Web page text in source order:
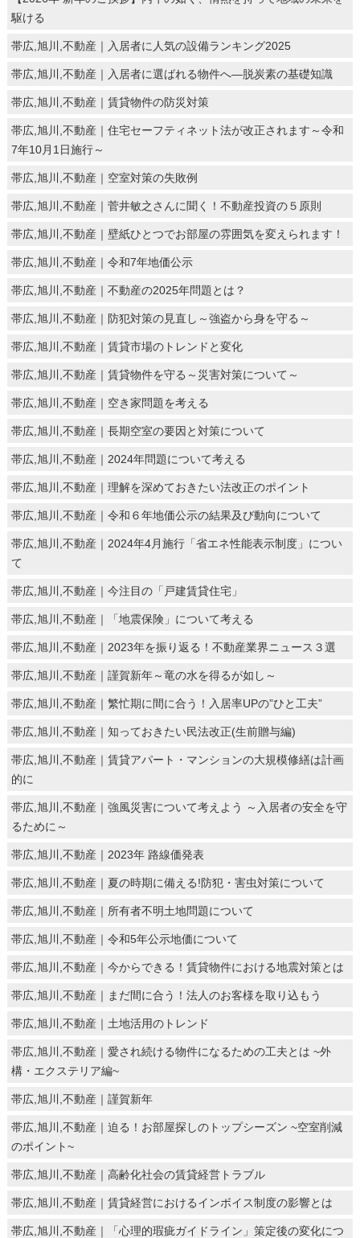
駆ける
帯広,旭川,不動産｜入居者に人気の設備ランキング2025
帯広,旭川,不動産｜入居者に選ばれる物件へ―脱炭素の基礎知識
帯広,旭川,不動産｜賃貸物件の防災対策
帯広,旭川,不動産｜住宅セーフティネット法が改正されます～令和
7年10月1日施行～
帯広,旭川,不動産｜空室対策の失敗例
帯広,旭川,不動産｜菅井敏之さんに聞く！不動産投資の５原則
帯広,旭川,不動産｜壁紙ひとつでお部屋の雰囲気を変えられます！
帯広,旭川,不動産｜令和7年地価公示
帯広,旭川,不動産｜不動産の2025年問題とは？
帯広,旭川,不動産｜防犯対策の見直し～強盗から身を守る～
帯広,旭川,不動産｜賃貸市場のトレンドと変化
帯広,旭川,不動産｜賃貸物件を守る～災害対策について～
帯広,旭川,不動産｜空き家問題を考える
帯広,旭川,不動産｜長期空室の要因と対策について
帯広,旭川,不動産｜2024年問題について考える
帯広,旭川,不動産｜理解を深めておきたい法改正のポイント
帯広,旭川,不動産｜令和６年地価公示の結果及び動向について
帯広,旭川,不動産｜2024年4月施行「省エネ性能表示制度」につい
て
帯広,旭川,不動産｜今注目の「戸建賃貸住宅」
帯広,旭川,不動産｜「地震保険」について考える
帯広,旭川,不動産｜2023年を振り返る！不動産業界ニュース３選
帯広,旭川,不動産｜謹賀新年～竜の水を得るが如し～
帯広,旭川,不動産｜繁忙期に間に合う！入居率UPの”ひと工夫”
帯広,旭川,不動産｜知っておきたい民法改正(生前贈与編)
帯広,旭川,不動産｜賃貸アパート・マンションの大規模修繕は計画
的に
帯広,旭川,不動産｜強風災害について考えよう ～入居者の安全を守
るために～
帯広,旭川,不動産｜2023年 路線価発表
帯広,旭川,不動産｜夏の時期に備える!防犯・害虫対策について
帯広,旭川,不動産｜所有者不明土地問題について
帯広,旭川,不動産｜令和5年公示地価について
帯広,旭川,不動産｜今からできる！賃貸物件における地震対策とは
帯広,旭川,不動産｜まだ間に合う！法人のお客様を取り込もう
帯広,旭川,不動産｜土地活用のトレンド
帯広,旭川,不動産｜愛され続ける物件になるための工夫とは ~外
構・エクステリア編~
帯広,旭川,不動産｜謹賀新年
帯広,旭川,不動産｜迫る！お部屋探しのトップシーズン ~空室削減
のポイント~
帯広,旭川,不動産｜高齢化社会の賃貸経営トラブル
帯広,旭川,不動産｜賃貸経営におけるインボイス制度の影響とは
帯広,旭川,不動産｜「心理的瑕疵ガイドライン」策定後の変化につ